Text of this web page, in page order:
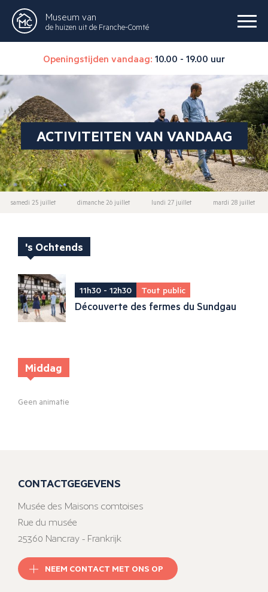
Museum van
de huizen uit de Franche-Comté
Openingstijden vandaag: 10.00 - 19.00 uur
ACTIVITEITEN VAN VANDAAG
samedi 25 juillet dimanche 26 juillet lundi 27 juillet mardi 28 juillet
's Ochtends
11h30 - 12h30 Tout public
Découverte des fermes du Sundgau
Middag
Geen animatie
CONTACTGEGEVENS
Musée des Maisons comtoises
Rue du musée
25360 Nancray - Frankrijk
NEEM CONTACT MET ONS OP